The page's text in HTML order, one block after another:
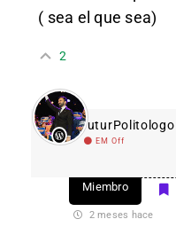
( sea el que sea)
2
FuturPolitologo
EM Off
Miembro
2 meses hace